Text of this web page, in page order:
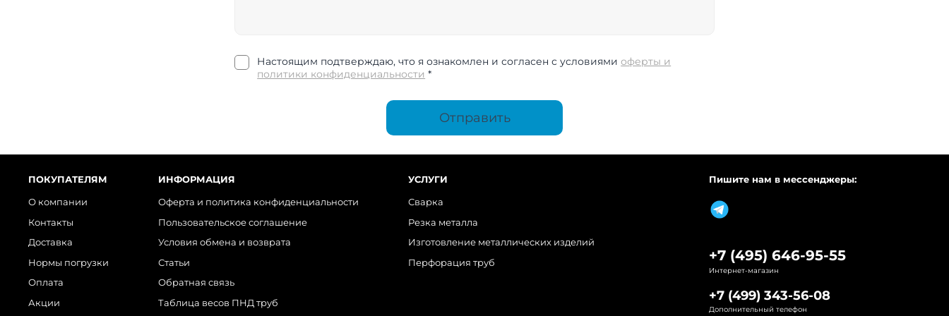
Настоящим подтверждаю, что я ознакомлен и согласен с условиямиоферты и
политики конфиденциальности *
Отправить
ПОКУПАТЕЛЯМ
О компании
Контакты
Доставка
Нормы погрузки
Оплата
Акции
ИНФОРМАЦИЯ
Оферта и политика конфиденциальности
Пользовательское соглашение
Условия обмена и возврата
Статьи
Обратная связь
Таблица весов ПНД труб
УСЛУГИ
Сварка
Резка металла
Изготовление металлических изделий
Перфорация труб
Пишите нам в мессенджеры:
+7 (495) 646-95-55
Интернет-магазин
+7 (499) 343-56-08
Дополнительный телефон